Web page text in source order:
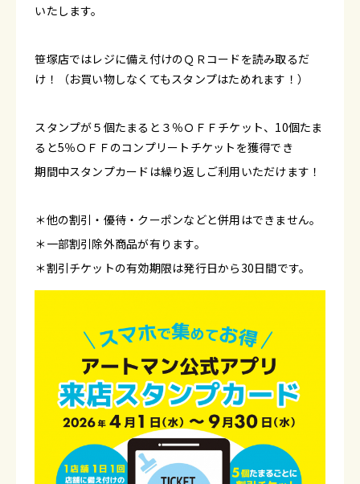
いたします。
笹塚店ではレジに備え付けのＱＲコードを読み取るだ
け！（お買い物しなくてもスタンプはためれます！）
スタンプが５個たまると３％ＯＦＦチケット、10個たま
ると5％ＯＦＦのコンプリートチケットを獲得でき
期間中スタンプカードは繰り返しご利用いただけます！
＊他の割引・優待・クーポンなどと併用はできません。
＊一部割引除外商品が有ります。
＊割引チケットの有効期限は発行日から30日間です。